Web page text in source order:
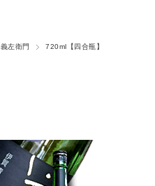
義左衛門 720ml【四合瓶】